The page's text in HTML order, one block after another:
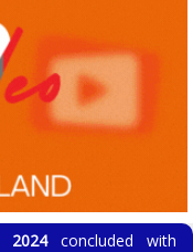
2024concluded with